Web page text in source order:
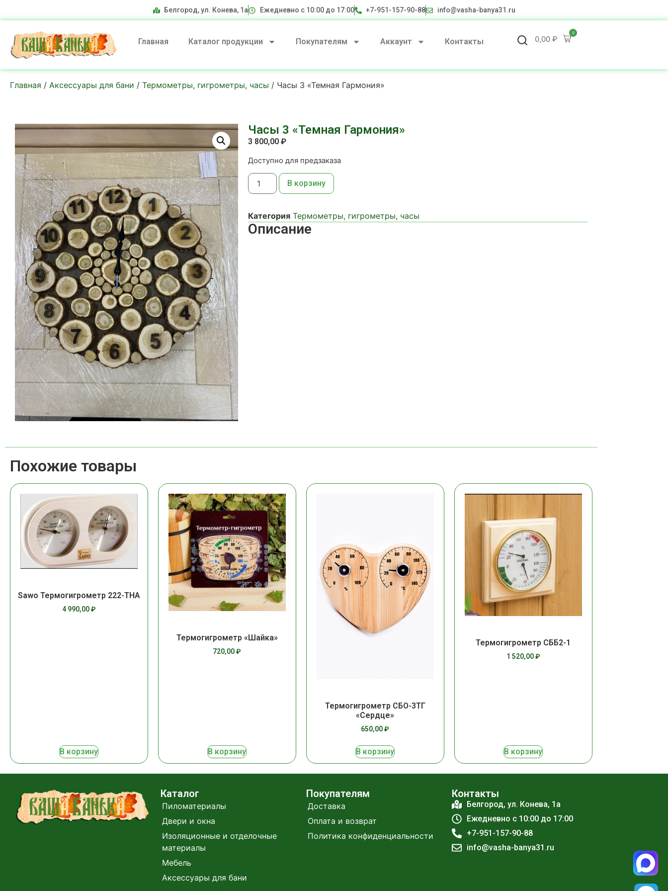
Белгород, ул. Конева, 1а Ежедневно с 10:00 до 17:00 +7-951-157-90-88 info@vasha-banya31.ru
Главная Каталог продукции Покупателям Аккаунт Контакты 0,00₽
0
Главная / Аксессуары для бани / Термометры, гигрометры, часы / Часы 3 «Темная Гармония»
Часы 3 «Темная Гармония»
3 800,00 ₽
Доступно для предзаказа
В корзину
Категория Термометры, гигрометры, часы
Описание
Похожие товары
Sawo Термогигрометр 222-THA
4 990,00₽
В корзину
Термогигрометр «Шайка»
720,00₽
В корзину
Термогигрометр СБО-3ТГ
«Сердце»
650,00₽
В корзину
Термогигрометр СББ2-1
1 520,00₽
В корзину
Каталог
Пиломатериалы
Двери и окна
Изоляционные и отделочные
материалы
Мебель
Аксессуары для бани
Покупателям
Доставка
Оплата и возврат
Политика конфиденциальности
Контакты
Белгород, ул. Конева, 1а
Ежедневно с 10:00 до 17:00
+7-951-157-90-88
info@vasha-banya31.ru